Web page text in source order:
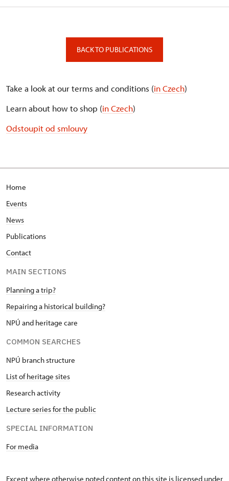
BACK TO PUBLICATIONS
Take a look at our terms and conditions (in Czech)
Learn about how to shop (in Czech)
Odstoupit od smlouvy
Home
Events
News
Publications
Contact
MAIN SECTIONS
Planning a trip?
Repairing a historical building?
NPÚ and heritage care
COMMON SEARCHES
NPÚ branch structure
List of heritage sites
Research activity
Lecture series for the public
SPECIAL INFORMATION
For media
Except where otherwise noted content on this site is licensed under